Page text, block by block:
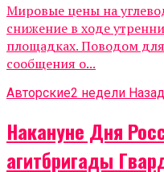
Мировые цены на
снижение в ходе
площадках. Поводом
сообщения о...
Авторские2 недели Назад
Накануне Дня
агитбригады